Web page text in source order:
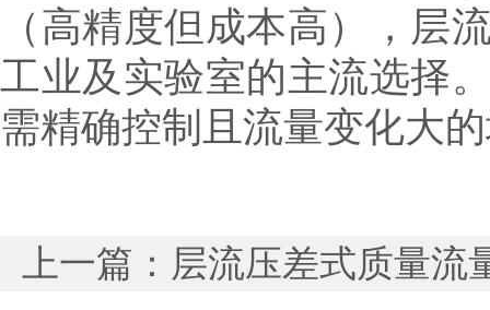
（高精度但成本高），层
工业及实验室的主流选择
需精确控制且流量变化大
上一篇： 层流压差式质量流